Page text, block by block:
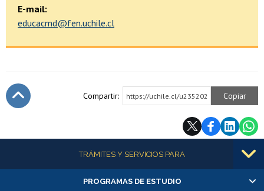
E-mail:
educacmd@fen.uchile.cl
Compartir: https://uchile.cl/u235202 Copiar
Más informaciónTRÁMITES Y SERVICIOS PARA
Alumnas/os y exalumnas/os
PROGRAMAS DE ESTUDIO